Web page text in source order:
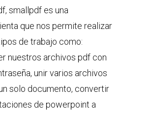
smallpdf es una
que nos permite realizar
de trabajo como:
nuestros archivos pdf con
unir varios archivos
solo documento, convertir
de powerpoint a